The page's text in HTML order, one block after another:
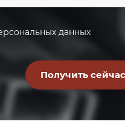
данных